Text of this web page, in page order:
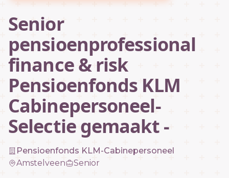
Senior
pensioenprofessional
finance & risk
Pensioenfonds KLM
Cabinepersoneel-
Selectie gemaakt -
Pensioenfonds KLM-Cabinepersoneel
Amstelveen
Senior